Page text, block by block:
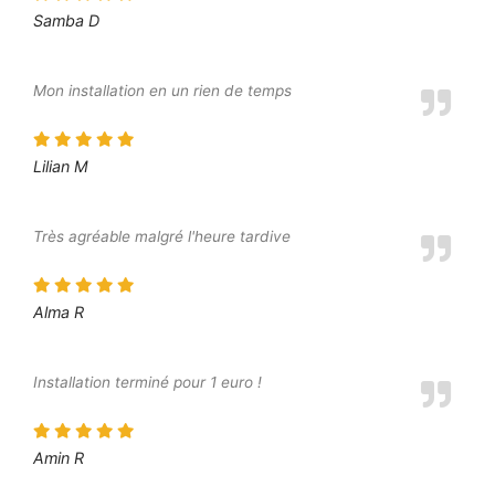
Samba D
Mon installation en un rien de temps
Lilian M
Très agréable malgré l'heure tardive
Alma R
Installation terminé pour 1 euro !
Amin R